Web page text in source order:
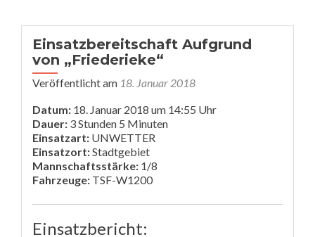
Einsatzbereitschaft Aufgrund
von „Friederieke“
Veröffentlicht am 18. Januar 2018
Datum: 18. Januar 2018 um 14:55 Uhr
Dauer: 3 Stunden 5 Minuten
Einsatzart: UNWETTER
Einsatzort:Stadtgebiet
Mannschaftsstärke: 1/8
Fahrzeuge: TSF-W1200
Einsatzbericht: